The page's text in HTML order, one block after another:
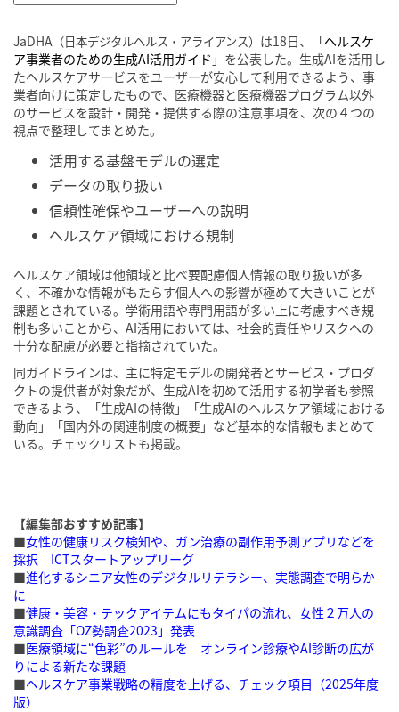
JaDHA （日本デジタルヘルス・アライアンス） は18日、「ヘルスケ
ア事業者のための生成AI活用ガイド 」を公表した。生成AIを活用し
たヘルスケアサービスをユーザーが安心して利用できるよう、事
業者向けに策定したもので、医療機器と医療機器プログラム以外
のサービスを設計・開発・提供する際の注意事項を、次の４つの
視点で整理してまとめた。
活用する基盤モデルの選定
データの取り扱い
信頼性確保やユーザーへの説明
ヘルスケア領域における規制
ヘルスケア領域は他領域と比べ要配慮個人情報の取り扱いが多
く、不確かな情報がもたらす個人への影響が極めて大きいことが
課題とされている。学術用語や専門用語が多い上に考慮すべき規
制も多いことから、AI活用においては、社会的責任やリスクへの
十分な配慮が必要と指摘されていた。
同ガイドラインは、主に特定モデルの開発者とサービス・プロダ
クトの提供者が対象だが、生成AIを初めて活用する初学者も参照
できるよう、「生成AIの特徴」「生成AIのヘルスケア領域における
動向」「国内外の関連制度の概要」など基本的な情報もまとめて
いる。チェックリストも掲載。
【編集部おすすめ記事】
■女性の健康リスク検知や、ガン治療の副作用予測アプリなどを
採択 ICTスタートアップリーグ
■進化するシニア女性のデジタルリテラシー、実態調査で明らか
に
■健康・美容・テックアイテムにもタイパの流れ、女性２万人の
意識調査「OZ勢調査2023」発表
■医療領域に“色彩”のルールを オンライン診療やAI診断の広が
りによる新たな課題
■ヘルスケア事業戦略の精度を上げる、チェック項目（2025年度
版）